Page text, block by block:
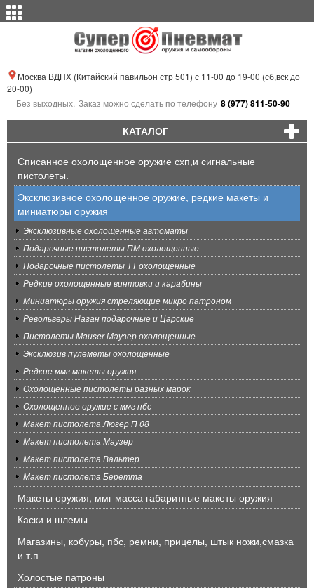
Москва ВДНХ (Китайский павильон стр 501) с 11-00 до 19-00 (сб,вск до
20-00)
Без выходных. Заказ можно сделать по телефону 8 (977) 811-50-90
КАТАЛОГ
Списанное охолощенное оружие схп,и сигнальные
пистолеты.
Эксклюзивное охолощенное оружие, редкие макеты и
миниатюры оружия
Эксклюзивные охолощенные автоматы
Подарочные пистолеты ПМ охолощенные
Подарочные пистолеты ТТ охолощенные
Редкие охолощенные винтовки и карабины
Миниатюры оружия стреляющие микро патроном
Револьверы Наган подарочные и Царские
Пистолеты Mauser Маузер охолощенные
Эксклюзив пулеметы охолощенные
Редкие ммг макеты оружия
Охолощенные пистолеты разных марок
Охолощенное оружие с ммг пбс
Макет пистолета Люгер П 08
Макет пистолета Маузер
Макет пистолета Вальтер
Макет пистолета Беретта
Макеты оружия, ммг масса габаритные макеты оружия
Каски и шлемы
Магазины, кобуры, пбс, ремни, прицелы, штык ножи,смазка
и т.п
Холостые патроны